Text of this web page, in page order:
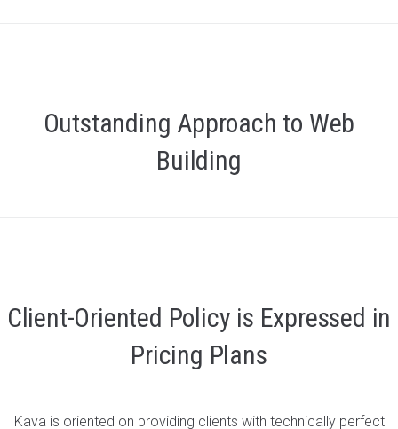
Outstanding Approach to Web
Building
Client-Oriented Policy is Expressed in
Pricing Plans
Kava is oriented on providing clients with technically perfect